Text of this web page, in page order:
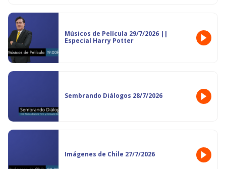
Músicos de Película 29/7/2026 ||
Especial Harry Potter
Sembrando Diálogos 28/7/2026
Imágenes de Chile 27/7/2026